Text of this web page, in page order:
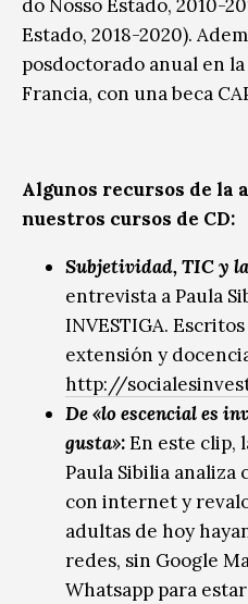
do Nosso Estado, 2010-
Estado, 2018-2020).
posdoctorado anual en
Francia, con una beca
Algunos recursos de la
nuestros cursos de CD:
Subjetividad, TIC y
entrevista a Paula
INVESTIGA.
extensión y
http://
De «lo escencial es
gusta»:En este clip,
Paula Sibilia analiza
con internet y
adultas de hoy
redes, sin Google
Whatsapp para